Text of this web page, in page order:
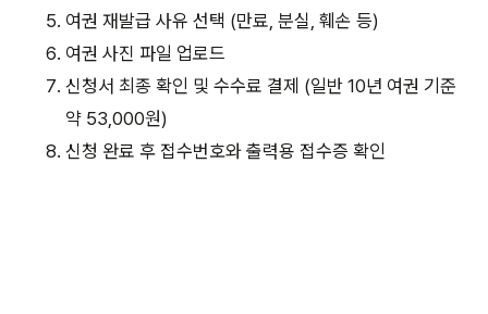
여권 재발급 사유 선택 (만료, 분실, 훼손 등)
여권 사진 파일 업로드
신청서 최종 확인 및 수수료 결제 (일반 10년 여권 기준
약 53,000원)
신청 완료 후 접수번호와 출력용 접수증 확인